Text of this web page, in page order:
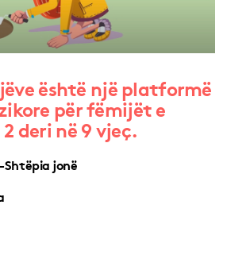
është një platformë
për fëmijët e
deri në 9 vjeç.
Shtëpia jonë